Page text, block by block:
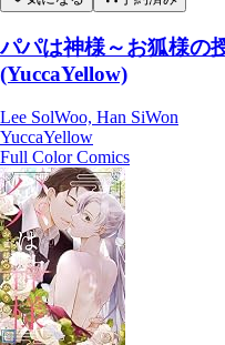
パパは神様～お狐様の
(YuccaYellow)
Lee SolWoo, Han SiWon
YuccaYellow
Full Color Comics